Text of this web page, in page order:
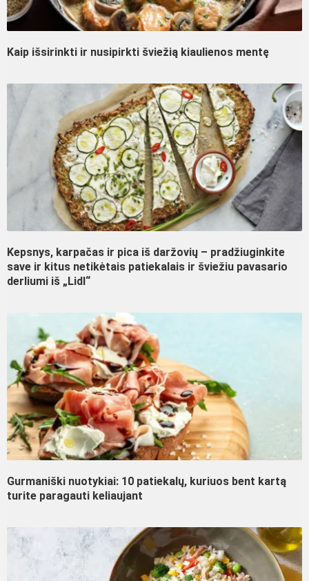
Kaip išsirinkti ir nusipirkti šviežią kiaulienos mentę
Kepsnys, karpačas ir pica iš daržovių – pradžiuginkite
save ir kitus netikėtais patiekalais ir šviežiu pavasario
derliumi iš „Lidl“
Gurmaniški nuotykiai: 10 patiekalų, kuriuos bent kartą
turite paragauti keliaujant